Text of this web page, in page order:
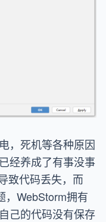
，死机等各种原因
经养成了有事没事
致代码丢失，而
，WebStorm拥有
己的代码没有保存